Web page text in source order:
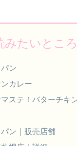
みたいとこ
ン
カレー
ステ！バターチキ
ン｜販売店舗